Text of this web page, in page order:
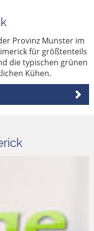
Provinz Munster im
für größtenteils
die typischen grünen
Kühen.